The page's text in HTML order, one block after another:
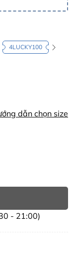
4LUCKY100
dẫn chọn size
- 21:00)